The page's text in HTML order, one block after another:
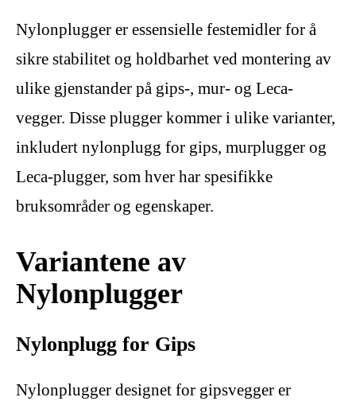
Nylonplugger er essensielle festemidler for å
sikre stabilitet og holdbarhet ved montering av
ulike gjenstander på gips-, mur- og Leca-
vegger. Disse plugger kommer i ulike varianter,
inkludert nylonplugg for gips, murplugger og
Leca-plugger, som hver har spesifikke
bruksområder og egenskaper.
Variantene av
Nylonplugger
Nylonplugg for Gips
Nylonplugger designet for gipsvegger er